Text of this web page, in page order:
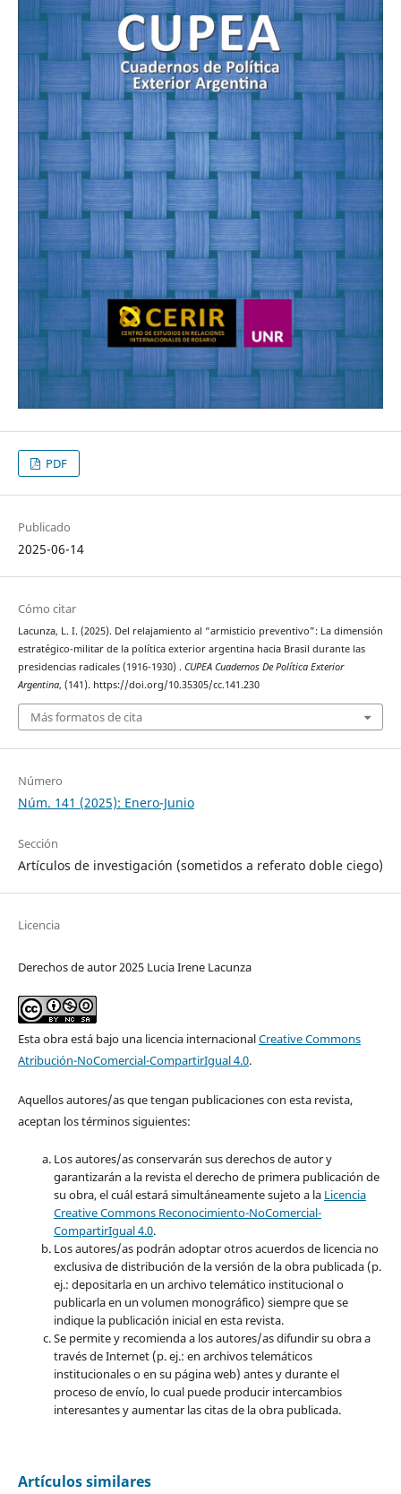
PDF
Publicado
2025-06-14
Cómo citar
Lacunza, L. I. (2025). Del relajamiento al “armisticio preventivo”: La dimensión
estratégico-militar de la política exterior argentina hacia Brasil durante las
presidencias radicales (1916-1930) . CUPEA Cuadernos De Política Exterior
Argentina, (141). https://doi.org/10.35305/cc.141.230
Más formatos de cita
Número
Núm. 141 (2025): Enero-Junio
Sección
Artículos de investigación (sometidos a referato doble ciego)
Licencia
Derechos de autor 2025 Lucia Irene Lacunza
Esta obra está bajo una licencia internacionalCreative Commons
Atribución-NoComercial-CompartirIgual 4.0.
Aquellos autores/as que tengan publicaciones con esta revista,
aceptan los términos siguientes:
Los autores/as conservarán sus derechos de autor y
garantizarán a la revista el derecho de primera publicación de
su obra, el cuál estará simultáneamente sujeto a la Licencia
Creative Commons Reconocimiento-NoComercial-
CompartirIgual 4.0.
Los autores/as podrán adoptar otros acuerdos de licencia no
exclusiva de distribución de la versión de la obra publicada (p.
ej.: depositarla en un archivo telemático institucional o
publicarla en un volumen monográfico) siempre que se
indique la publicación inicial en esta revista.
Se permite y recomienda a los autores/as difundir su obra a
través de Internet (p. ej.: en archivos telemáticos
institucionales o en su página web) antes y durante el
proceso de envío, lo cual puede producir intercambios
interesantes y aumentar las citas de la obra publicada.
Artículos similares